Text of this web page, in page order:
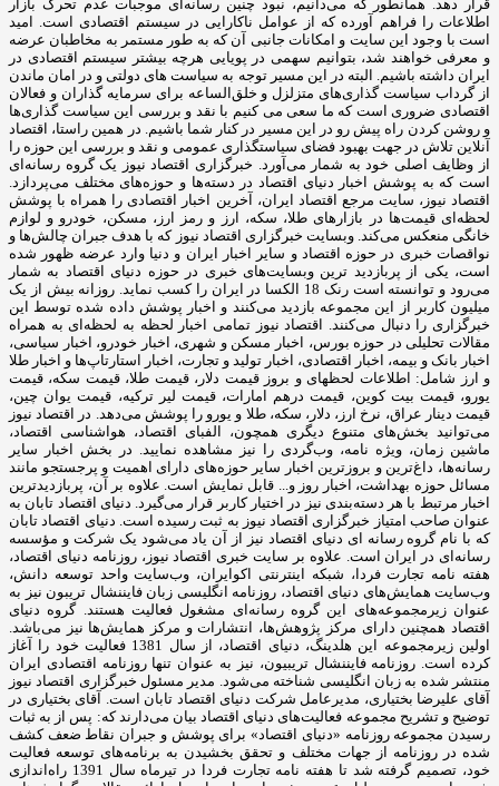
قرار دهد. همانطور که می‌دانیم، نبود چنین رسانه‌ای موجبات عدم تحرک بازار
اطلاعات را فراهم آورده که از عوامل ناکارایی در سیستم اقتصادی است. امید
است با وجود این سایت و امکانات جانبی آن که به طور مستمر به مخاطبان عرضه
و معرفی خواهند شد، بتوانیم سهمی در پویایی هرچه بیشتر سیستم اقتصادی در
ایران داشته باشیم. البته در این مسیر توجه به سیاست های دولتی و در امان ماندن
از گرداب سیاست گذاری‌های متزلزل و خلق‌الساعه برای سرمایه گذاران و فعالان
اقتصادی ضروری است که ما سعی می کنیم با نقد و بررسی این سیاست گذاری‌ها
و روشن کردن راه پیش رو در این مسیر در کنار شما باشیم. در همین راستا، اقتصاد
آنلاین تلاش در جهت بهبود فضای سیاستگذاری عمومی و نقد و بررسی این حوزه را
از وظایف اصلی خود به شمار می‌آورد. خبرگزاری اقتصاد نیوز یک گروه رسانه‌ای
است که به پوشش اخبار دنیای اقتصاد در دسته‌ها و حوزه‌های مختلف می‌پردازد.
اقتصاد نیوز، سایت مرجع اقتصاد ایران، آخرین اخبار اقتصادی را همراه با پوشش
لحظه‌ای قیمت‌ها در بازارهای طلا، سکه، ارز و رمز ارز، مسکن، خودرو و لوازم
خانگی منعکس می‌کند. وبسایت خبرگزاری اقتصاد نیوز که با هدف جبران چالش‌ها و
نواقصات خبری در حوزه اقتصاد و سایر اخبار ایران و دنیا وارد عرضه ظهور شده
است، یکی از پربازدید ترین وبسایت‌های خبری در حوزه دنیای اقتصاد به شمار
می‌رود و توانسته است رنک 18 الکسا در ایران را کسب نماید. روزانه بیش از یک
میلیون کاربر از این مجموعه بازدید می‌کنند و اخبار پوشش داده شده توسط این
خبرگزاری را دنبال می‌کنند. اقتصاد نیوز تمامی اخبار لحظه به لحظه‌ای به همراه
مقالات تحلیلی در حوزه بورس، اخبار مسکن و شهری، اخبار خودرو، اخبار سیاسی،
اخبار بانک و بیمه، اخبار اقتصادی، اخبار تولید و تجارت، اخبار استارتاپ‌ها و اخبار طلا
و ارز شامل: اطلاعات لحظهای و بروز قیمت دلار، قیمت طلا، قیمت سکه، قیمت
یورو، قیمت بیت کوین، قیمت درهم امارات، قیمت لیر ترکیه، قیمت یوان چین،
قیمت دینار عراق، نرخ ارز، دلار، سکه، طلا و یورو را پوشش می‌دهد. در اقتصاد نیوز
می‌توانید بخش‌های متنوع دیگری همچون، الفبای اقتصاد، هواشناسی اقتصاد،
ماشین زمان، ویژه نامه، وب‌گردی را نیز مشاهده نمایید. در بخش اخبار سایر
رسانه‌ها، داغ‌ترین و بروزترین اخبار سایر حوزه‌های دارای اهمیت و پرجستجو مانند
مسائل حوزه بهداشت، اخبار روز و... قابل نمایش است. علاوه بر آن، پربازدیدترین
اخبار مرتبط با هر دسته‌بندی نیز در اختیار کاربر قرار می‌گیرد. دنیای اقتصاد تابان به
عنوان صاحب امتیاز خبرگزاری اقتصاد نیوز به ثبت رسیده است. دنیای اقتصاد تابان
که با نام گروه رسانه ای دنیای اقتصاد نیز از آن یاد می‌شود یک شرکت و مؤسسه
رسانه‌ای در ایران است. علاوه بر سایت خبری اقتصاد نیوز، روزنامه دنیای اقتصاد،
هفته ‌نامه تجارت فردا، شبکه اینترنتی اکوایران، وب‌سایت واحد توسعه دانش،
وب‌سایت همایش‌های دنیای اقتصاد، روزنامه انگلیسی ‌زبان فایننشال تریبون نیز به
عنوان زیرمجموعه‌های این گروه رسانه‌ای مشغول فعالیت هستند. گروه دنیای
اقتصاد همچنین دارای مرکز پژوهش‌ها، انتشارات و مرکز همایش‌ها نیز می‌باشد.
اولین زیرمجموعه این هلدینگ، دنیای اقتصاد، از سال 1381 فعالیت خود را آغاز
کرده است. روزنامه فایننشال تریبیون، نیز به عنوان تنها روزنامه اقتصادی ایران
منتشر شده به زبان انگلیسی شناخته می‌شود. مدیر مسئول خبرگزاری اقتصاد نیوز
آقای علیرضا بختیاری، مدیرعامل شرکت دنیای اقتصاد تابان است. آقای بختیاری در
توضیح و تشریح مجموعه فعالیت‌های دنیای اقتصاد بیان می‌دارند که: پس از به ثبات
رسیدن مجموعه روزنامه «دنیای اقتصاد» برای پوشش و جبران نقاط ضعف کشف
شده در روزنامه از جهات مختلف و تحقق بخشیدن به برنامه‌های توسعه فعالیت
خود، تصمیم گرفته شد تا هفته نامه تجارت فردا در تیرماه سال 1391 راه‌اندازی